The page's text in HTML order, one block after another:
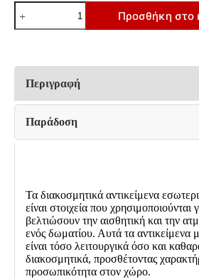
ΓΛΑΣΤΡΑΚΙ
BOTTLE
Fylliana
ποσότητα
Προσθήκη στο
Περιγραφή
Παράδοση
Τα διακοσμητικά αντικείμενα
είναι στοιχεία που χρησιμοποιούνται
βελτιώσουν την αισθητική και την
ενός δωματίου. Αυτά τα αντικείμενα
είναι τόσο λειτουργικά όσο και
διακοσμητικά, προσθέτοντας
προσωπικότητα στον χώρο.